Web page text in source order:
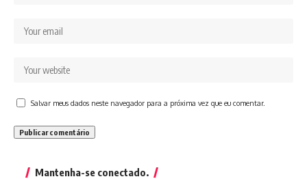
Salvar meus dados neste navegador para a próxima vez que eu comentar.
Mantenha-se conectado.